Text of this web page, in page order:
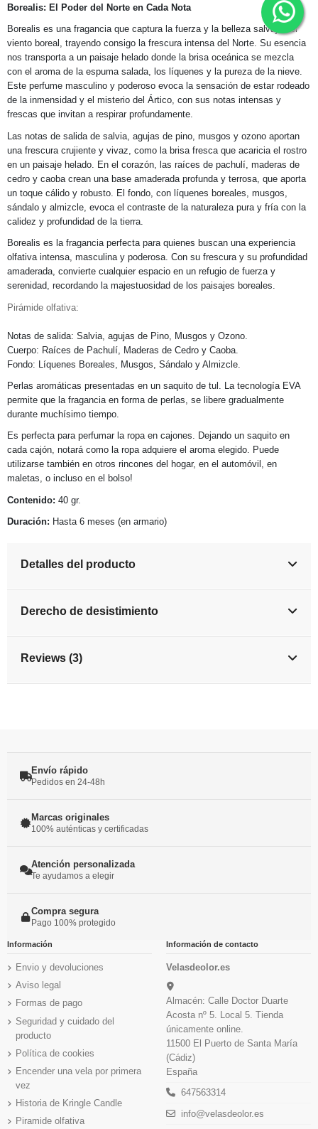
Borealis: El Poder del Norte en Cada Nota
Borealis es una fragancia que captura la fuerza y la belleza salvaje del
viento boreal, trayendo consigo la frescura intensa del Norte. Su esencia
nos transporta a un paisaje helado donde la brisa oceánica se mezcla
con el aroma de la espuma salada, los líquenes y la pureza de la nieve.
Este perfume masculino y poderoso evoca la sensación de estar rodeado
de la inmensidad y el misterio del Ártico, con sus notas intensas y
frescas que invitan a respirar profundamente.
Las notas de salida de salvia, agujas de pino, musgos y ozono aportan
una frescura crujiente y vivaz, como la brisa fresca que acaricia el rostro
en un paisaje helado. En el corazón, las raíces de pachulí, maderas de
cedro y caoba crean una base amaderada profunda y terrosa, que aporta
un toque cálido y robusto. El fondo, con líquenes boreales, musgos,
sándalo y almizcle, evoca el contraste de la naturaleza pura y fría con la
calidez y profundidad de la tierra.
Borealis es la fragancia perfecta para quienes buscan una experiencia
olfativa intensa, masculina y poderosa. Con su frescura y su profundidad
amaderada, convierte cualquier espacio en un refugio de fuerza y
serenidad, recordando la majestuosidad de los paisajes boreales.
Pirámide olfativa:
Notas de salida: Salvia, agujas de Pino, Musgos y Ozono.
Cuerpo: Raíces de Pachulí, Maderas de Cedro y Caoba.
Fondo: Líquenes Boreales, Musgos, Sándalo y Almizcle.
Perlas aromáticas presentadas en un saquito de tul. La tecnología EVA
permite que la fragancia en forma de perlas, se libere gradualmente
durante muchísimo tiempo.
Es perfecta para perfumar la ropa en cajones. Dejando un saquito en
cada cajón, notará como la ropa adquiere el aroma elegido. Puede
utilizarse también en otros rincones del hogar, en el automóvil, en
maletas, o incluso en el bolso!
Contenido: 40 gr.
Duración: Hasta 6 meses (en armario)
Detalles del producto
Derecho de desistimiento
Reviews (3)
Envío rápido
Pedidos en 24-48h
Marcas originales
100% auténticas y certificadas
Atención personalizada
Te ayudamos a elegir
Compra segura
Pago 100% protegido
Información
Envio y devoluciones
Aviso legal
Formas de pago
Seguridad y cuidado del
producto
Política de cookies
Encender una vela por primera
vez
Historia de Kringle Candle
Piramide olfativa
Información de contacto
Velasdeolor.es
Almacén: Calle Doctor Duarte
Acosta nº 5. Local 5. Tienda
únicamente online.
11500 El Puerto de Santa María
(Cádiz)
España
647563314
info@velasdeolor.es